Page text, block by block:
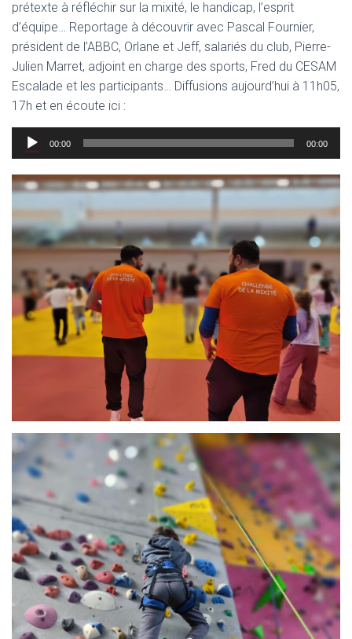
prétexte à réfléchir sur la mixité, le handicap, l’esprit
d’équipe… Reportage à découvrir avec Pascal Fournier,
président de l’ABBC, Orlane et Jeff, salariés du club, Pierre-
Julien Marret, adjoint en charge des sports, Fred du CESAM
Escalade et les participants… Diffusions aujourd’hui à 11h05,
17h et en écoute ici :
Lecteur
audio
00:00 00:00